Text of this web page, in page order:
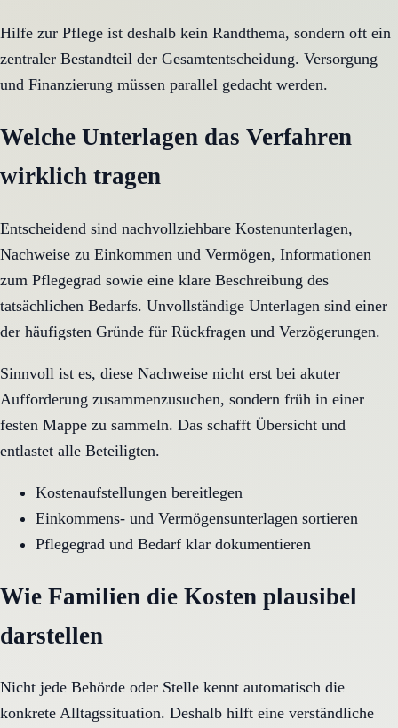
Hilfe zur Pflege ist deshalb kein Randthema, sondern oft ein
zentraler Bestandteil der Gesamtentscheidung. Versorgung
und Finanzierung müssen parallel gedacht werden.
Welche Unterlagen das Verfahren
wirklich tragen
Entscheidend sind nachvollziehbare Kostenunterlagen,
Nachweise zu Einkommen und Vermögen, Informationen
zum Pflegegrad sowie eine klare Beschreibung des
tatsächlichen Bedarfs. Unvollständige Unterlagen sind einer
der häufigsten Gründe für Rückfragen und Verzögerungen.
Sinnvoll ist es, diese Nachweise nicht erst bei akuter
Aufforderung zusammenzusuchen, sondern früh in einer
festen Mappe zu sammeln. Das schafft Übersicht und
entlastet alle Beteiligten.
Kostenaufstellungen bereitlegen
Einkommens- und Vermögensunterlagen sortieren
Pflegegrad und Bedarf klar dokumentieren
Wie Familien die Kosten plausibel
darstellen
Nicht jede Behörde oder Stelle kennt automatisch die
konkrete Alltagssituation. Deshalb hilft eine verständliche